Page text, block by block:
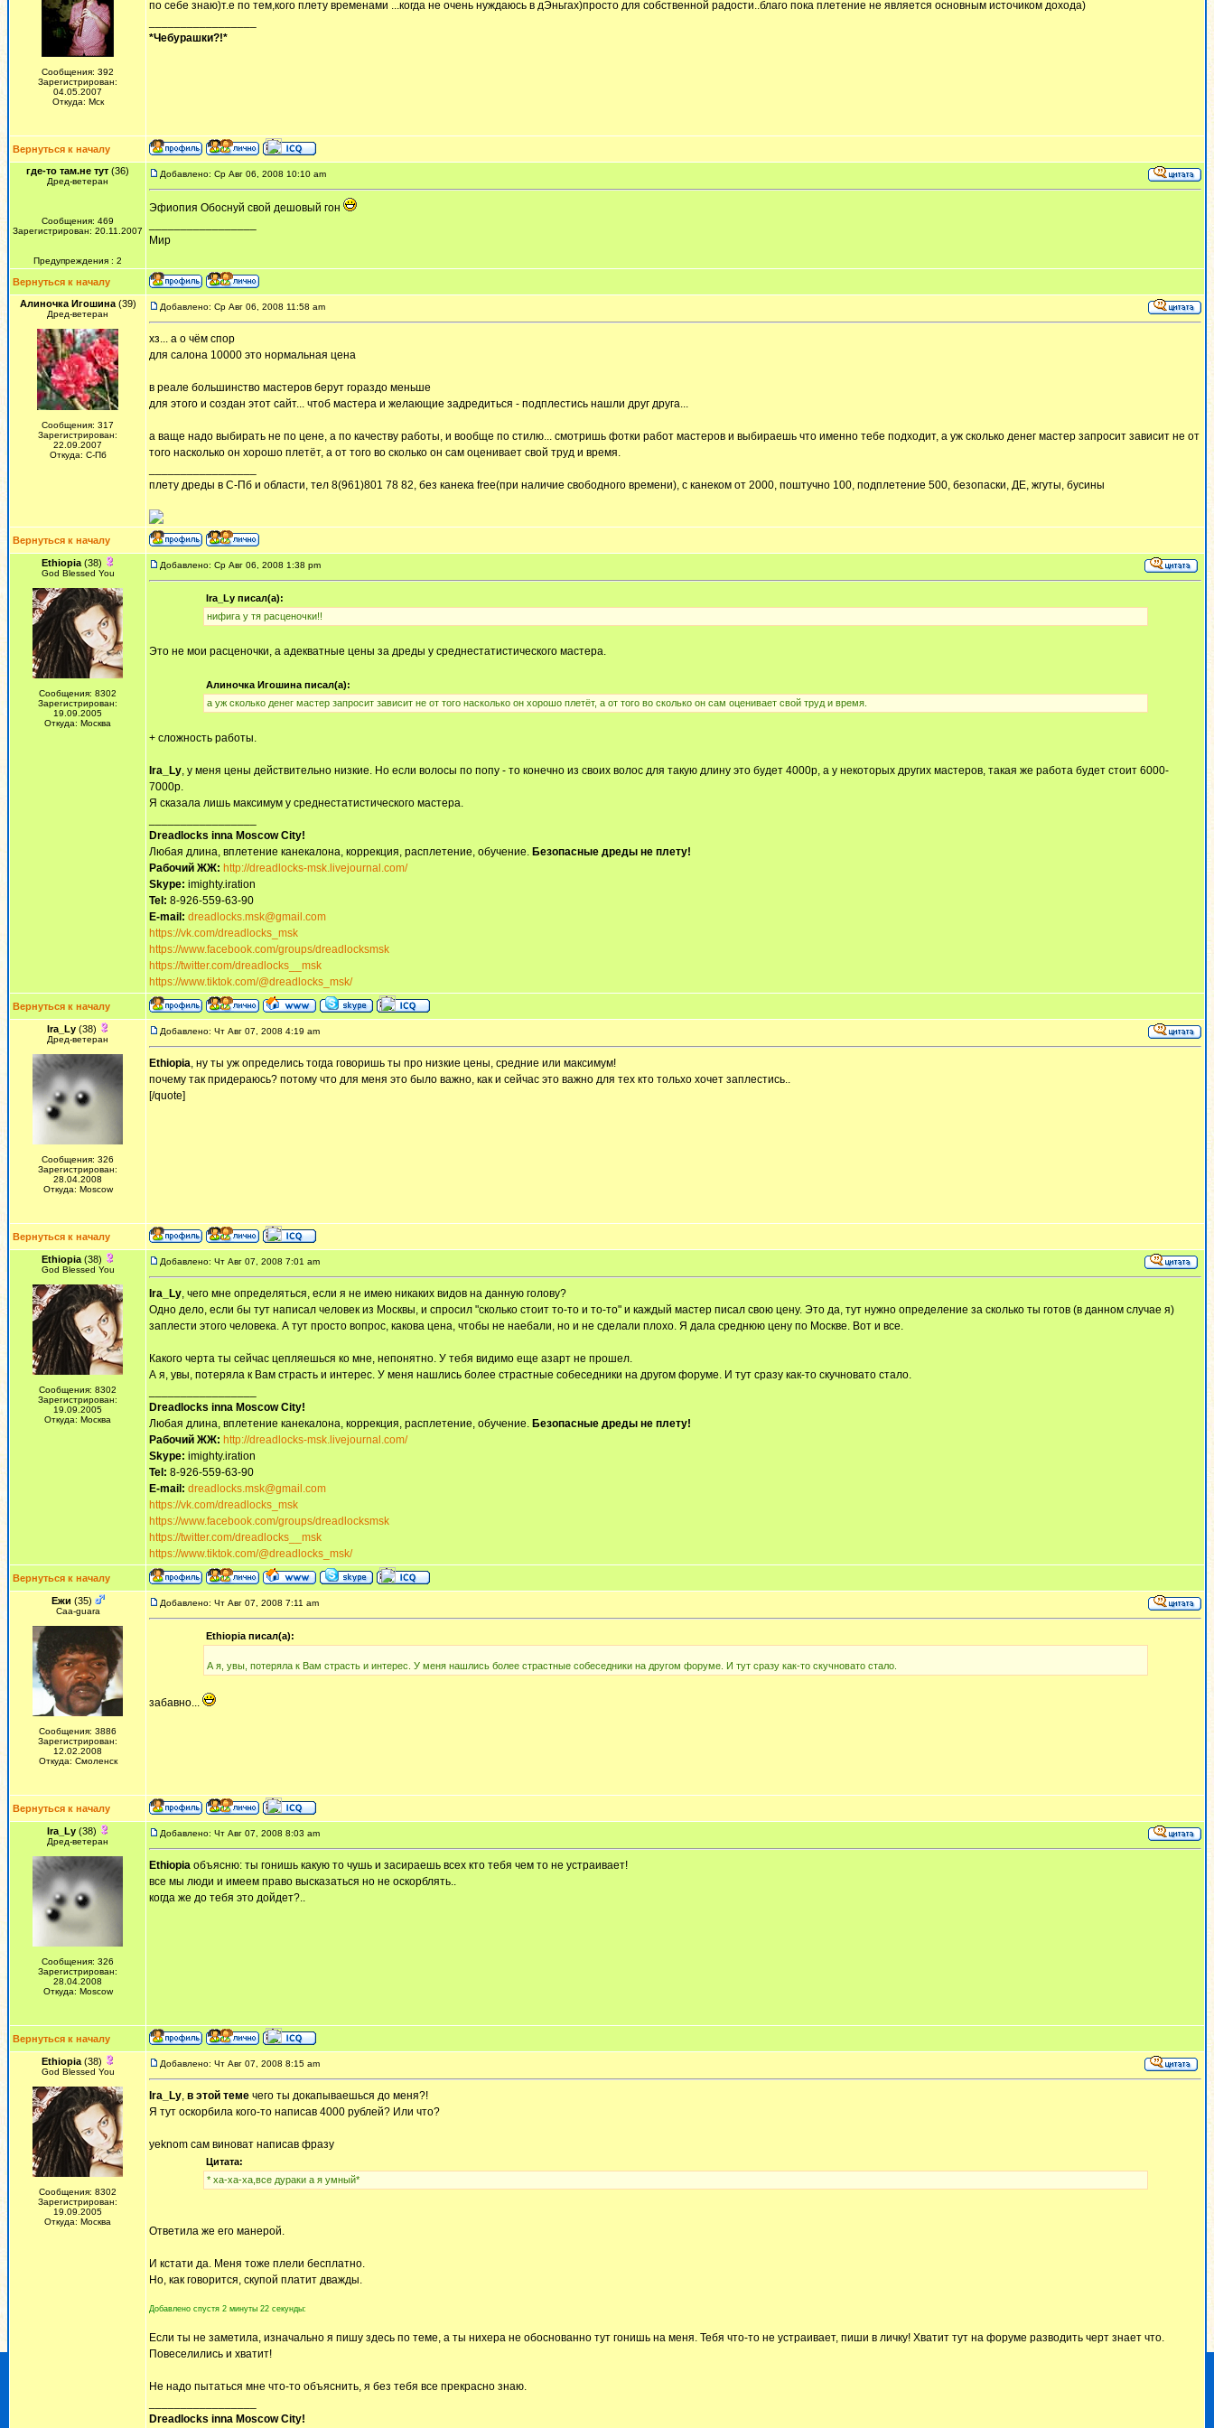
Сообщения: 392
Зарегистрирован:
04.05.2007
Откуда: Мск
по себе знаю)т.е по тем,кого плету временами ...когда не очень нуждаюсь в дЭньгах)просто для собственной радости..благо пока плетение не является основным источиком дохода)
*Чебурашки?!*
Вернуться к началу
где-то там.не тут (36)
Дред-ветеран
Сообщения: 469
Зарегистрирован: 20.11.2007
Предупреждения : 2
Добавлено: Ср Авг 06, 2008 10:10 am
Эфиопия Обоснуй свой дешовый гон
Мир
Вернуться к началу
Алиночка Игошина(39)
Дред-ветеран
Сообщения: 317
Зарегистрирован:
22.09.2007
Откуда: С-Пб
Добавлено: Ср Авг 06, 2008 11:58 am
хз... а о чём спор
для салона 10000 это нормальная цена
в реале большинство мастеров берут гораздо меньше
для этого и создан этот сайт... чтоб мастера и желающие задредиться - подплестись нашли друг друга...
а ваще надо выбирать не по цене, а по качеству работы, и вообще по стилю... смотришь фотки работ мастеров и выбираешь что именно тебе подходит, а уж сколько денег мастер запросит зависит не от
того насколько он хорошо плетёт, а от того во сколько он сам оценивает свой труд и время.
плету дреды в С-Пб и области, тел 8(961)801 78 82, без канека free(при наличие свободного времени), с канеком от 2000, поштучно 100, подплетение 500, безопаски, ДЕ, жгуты, бусины
Вернуться к началу
Ethiopia(38)
God Blessed You
Сообщения: 8302
Зарегистрирован:
19.09.2005
Откуда: Москва
Добавлено: Ср Авг 06, 2008 1:38 pm
Ira_Ly писал(а):
нифига у тя расценочки!!
Это не мои расценочки, а адекватные цены за дреды у среднестатистического мастера.
Алиночка Игошина писал(а):
а уж сколько денег мастер запросит зависит не от того насколько он хорошо плетёт, а от того во сколько он сам оценивает свой труд и время.
+ сложность работы.
Ira_Ly, у меня цены действительно низкие. Но если волосы по попу - то конечно из своих волос для такую длину это будет 4000р, а у некоторых других мастеров, такая же работа будет стоит 6000-
7000р.
Я сказала лишь максимум у среднестатистического мастера.
Dreadlocks inna Moscow Сity!
Любая длина, вплетение канекалона, коррекция, расплетение, обучение. Безопасные дреды не плету!
Рабочий ЖЖ: http://dreadlocks-msk.livejournal.com/
Skype: imighty.iration
Tel: 8-926-559-63-90
E-mail: dreadlocks.msk@gmail.com
https://vk.com/dreadlocks_msk
https://www.facebook.com/groups/dreadlocksmsk
https://twitter.com/dreadlocks__msk
https://www.tiktok.com/@dreadlocks_msk/
Вернуться к началу
Ira_Ly(38)
Дред-ветеран
Сообщения: 326
Зарегистрирован:
28.04.2008
Откуда: Moscow
Добавлено: Чт Авг 07, 2008 4:19 am
Ethiopia, ну ты уж определись тогда говоришь ты про низкие цены, средние или максимум!
почему так придераюсь? потому что для меня это было важно, как и сейчас это важно для тех кто тольхо хочет заплестись..
[/quote]
Вернуться к началу
Ethiopia(38)
God Blessed You
Сообщения: 8302
Зарегистрирован:
19.09.2005
Откуда: Москва
Добавлено: Чт Авг 07, 2008 7:01 am
Ira_Ly, чего мне определяться, если я не имею никаких видов на данную голову?
Одно дело, если бы тут написал человек из Москвы, и спросил "сколько стоит то-то и то-то" и каждый мастер писал свою цену. Это да, тут нужно определение за сколько ты готов (в данном случае я)
заплести этого человека. А тут просто вопрос, какова цена, чтобы не наебали, но и не сделали плохо. Я дала среднюю цену по Москве. Вот и все.
Какого черта ты сейчас цепляешься ко мне, непонятно. У тебя видимо еще азарт не прошел.
А я, увы, потеряла к Вам страсть и интерес. У меня нашлись более страстные собеседники на другом форуме. И тут сразу как-то скучновато стало.
Dreadlocks inna Moscow Сity!
Любая длина, вплетение канекалона, коррекция, расплетение, обучение. Безопасные дреды не плету!
Рабочий ЖЖ: http://dreadlocks-msk.livejournal.com/
Skype: imighty.iration
Tel: 8-926-559-63-90
E-mail: dreadlocks.msk@gmail.com
https://vk.com/dreadlocks_msk
https://www.facebook.com/groups/dreadlocksmsk
https://twitter.com/dreadlocks__msk
https://www.tiktok.com/@dreadlocks_msk/
Вернуться к началу
Ежи (35)
Сaa-guara
Сообщения: 3886
Зарегистрирован:
12.02.2008
Откуда: Смоленск
Добавлено: Чт Авг 07, 2008 7:11 am
Ethiopia писал(а):
А я, увы, потеряла к Вам страсть и интерес. У меня нашлись более страстные собеседники на другом форуме. И тут сразу как-то скучновато стало.
забавно...
Вернуться к началу
Ira_Ly(38)
Дред-ветеран
Сообщения: 326
Зарегистрирован:
28.04.2008
Откуда: Moscow
Добавлено: Чт Авг 07, 2008 8:03 am
Ethiopia объясню: ты гонишь какую то чушь и засираешь всех кто тебя чем то не устраивает!
все мы люди и имеем право высказаться но не оскорблять..
когда же до тебя это дойдет?..
Вернуться к началу
Ethiopia(38)
God Blessed You
Сообщения: 8302
Зарегистрирован:
19.09.2005
Откуда: Москва
Добавлено: Чт Авг 07, 2008 8:15 am
Ira_Ly, в этой теме чего ты докапываешься до меня?!
Я тут оскорбила кого-то написав 4000 рублей? Или что?
yeknom сам виноват написав фразу
Цитата:
* ха-ха-ха,все дураки а я умный*
Ответила же его манерой.
И кстати да. Меня тоже плели бесплатно.
Но, как говорится, скупой платит дважды.
Добавлено спустя 2 минуты 22 секунды:
Если ты не заметила, изначально я пишу здесь по теме, а ты нихера не обоснованно тут гонишь на меня. Тебя что-то не устраивает, пиши в личку! Хватит тут на форуме разводить черт знает что.
Повеселились и хватит!
Не надо пытаться мне что-то объяснить, я без тебя все прекрасно знаю.
Dreadlocks inna Moscow Сity!